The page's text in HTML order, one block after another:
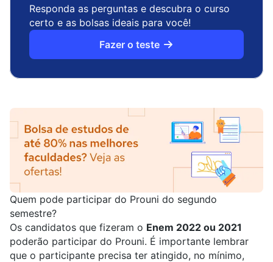
Responda as perguntas e descubra o curso
certo e as bolsas ideais para você!
Fazer o teste
Quem pode participar do Prouni do segundo
semestre?
Os candidatos que fizeram o Enem 2022 ou 2021
poderão participar do Prouni. É importante lembrar
que o participante precisa ter atingido, no mínimo,